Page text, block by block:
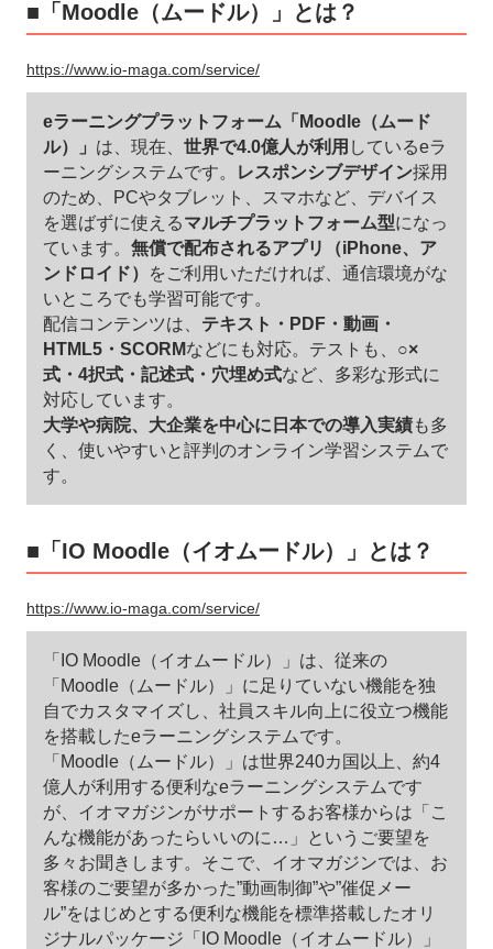
■「Moodle（ムードル）」とは？
https://www.io-maga.com/service/
eラーニングプラットフォーム「Moodle（ムード
ル）」 は、現在、 世界で4.0億人が利用 しているeラ
ーニングシステムです。
レスポンシブデザイン採用
のため、PCやタブレット、スマホなど、デバイス
を選ばずに使えるマルチプラットフォーム型になっ
ています。 無償で配布されるアプリ（iPhone、ア
ンドロイド）
をご利用いただければ、通信環境がな
いところでも学習可能です。
配信コンテンツは、 テキスト・PDF・動画・
HTML5・SCORMなどにも対応。テストも、 ○×
式・4択式・記述式・穴埋め式など、多彩な形式に
対応しています。
大学や病院、大企業を中心に日本での導入実績も多
く、使いやすいと評判のオンライン学習システムで
す。
■「IO Moodle（イオムードル）」とは？
https://www.io-maga.com/service/
「IO Moodle（イオムードル）」は、従来の
「Moodle（ムードル）」に足りていない機能を独
自でカスタマイズし、社員スキル向上に役立つ機能
を搭載したeラーニングシステムです。
「Moodle（ムードル）」は世界240カ国以上、約4
億人が利用する便利なeラーニングシステムです
が、イオマガジンがサポートするお客様からは「こ
んな機能があったらいいのに…」というご要望を
多々お聞きします。そこで、イオマガジンでは、お
客様のご要望が多かった”動画制御”や”催促メー
ル”をはじめとする便利な機能を標準搭載したオリ
ジナルパッケージ「IO Moodle（イオムードル）」